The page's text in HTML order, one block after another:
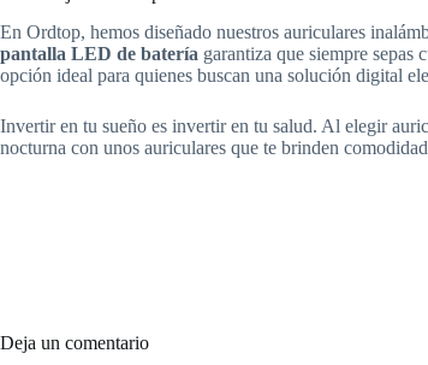
En Ordtop, hemos diseñado nuestros auriculares
pantalla LED de batería garantiza que siempre sepas
opción ideal para quienes buscan una solución digital
Invertir en tu sueño es invertir en tu salud. Al elegir
nocturna con unos auriculares que te brinden
Deja un comentario